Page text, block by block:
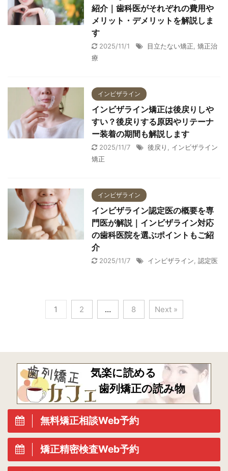
紹介｜歯科医がそれぞれの費用や
メリット・デメリットを解説しま
す
2025/11/1 目立たない矯正 矯正治
療
インビザライン
インビザライン矯正は後戻りしや
すい？後戻りする原因やリテーナ
ー装着の期間も解説します
2025/11/7 後戻り
インビザライン
矯正
インビザライン
インビザライン認定医の概要を専
門医が解説｜インビザライン対応
の歯科医院を選ぶポイントもご紹
介
2025/11/7 インビザライン 認定医
1 2 … 8 Next »
気楽に読める
歯列矯正の読み物
無料矯正相談Web予約
矯正精密検査Web予約